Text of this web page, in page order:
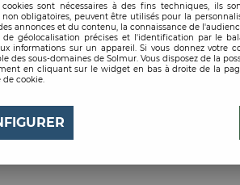
cookies sont nécessaires à des fins techniques, ils
non obligatoires, peuvent être utilisés pour la
annonces et du contenu, la connaissance de
de géolocalisation précises et l'identification par le
informations sur un appareil. Si vous donnez votre
des sous-domaines de Solmur. Vous disposez de la
en cliquant sur le widget en bas à droite de la
cookie.